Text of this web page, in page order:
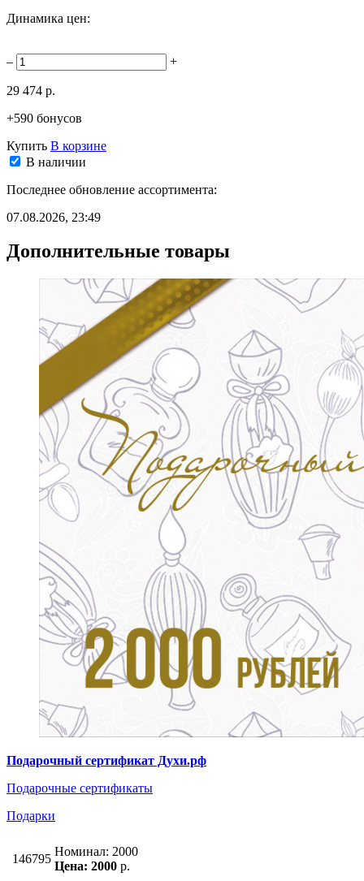
Динамика цен:
– +
29 474 р.
+590 бонусов
Купить В корзине
В наличии
Последнее обновление ассортимента:
07.08.2026, 23:49
Дополнительные товары
Подарочный сертификат Духи.рф
Подарочные сертификаты
Подарки
146795
Номинал: 2000
Цена: 2000 р.